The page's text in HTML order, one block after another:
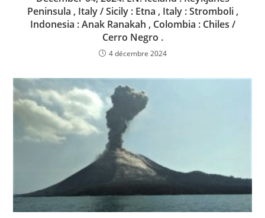
Peninsula , Italy / Sicily : Etna , Italy : Stromboli ,
Indonesia : Anak Ranakah , Colombia : Chiles /
Cerro Negro .
4 décembre 2024